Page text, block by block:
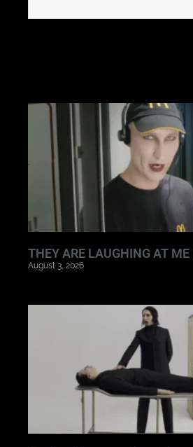
THEY ARE LAUGHING AT
August 3, 2026